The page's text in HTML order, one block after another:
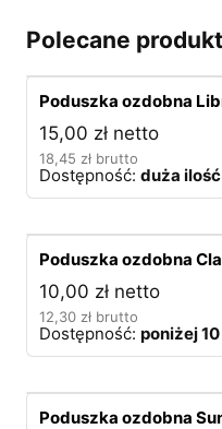
Polecane
Poduszka ozdobna
15,00 zł netto
18,45 zł brutto
Dostępność: duża ilość
Poduszka ozdobna
10,00 zł netto
12,30 zł brutto
Dostępność: poniżej
Poduszka ozdobna